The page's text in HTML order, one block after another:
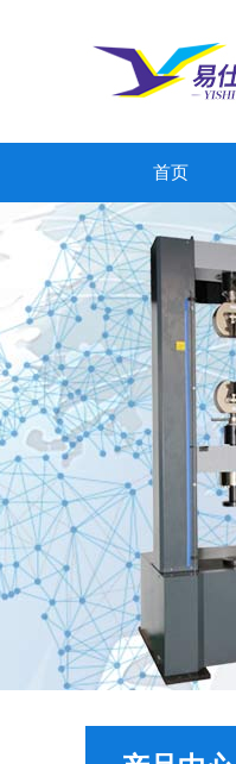
首页